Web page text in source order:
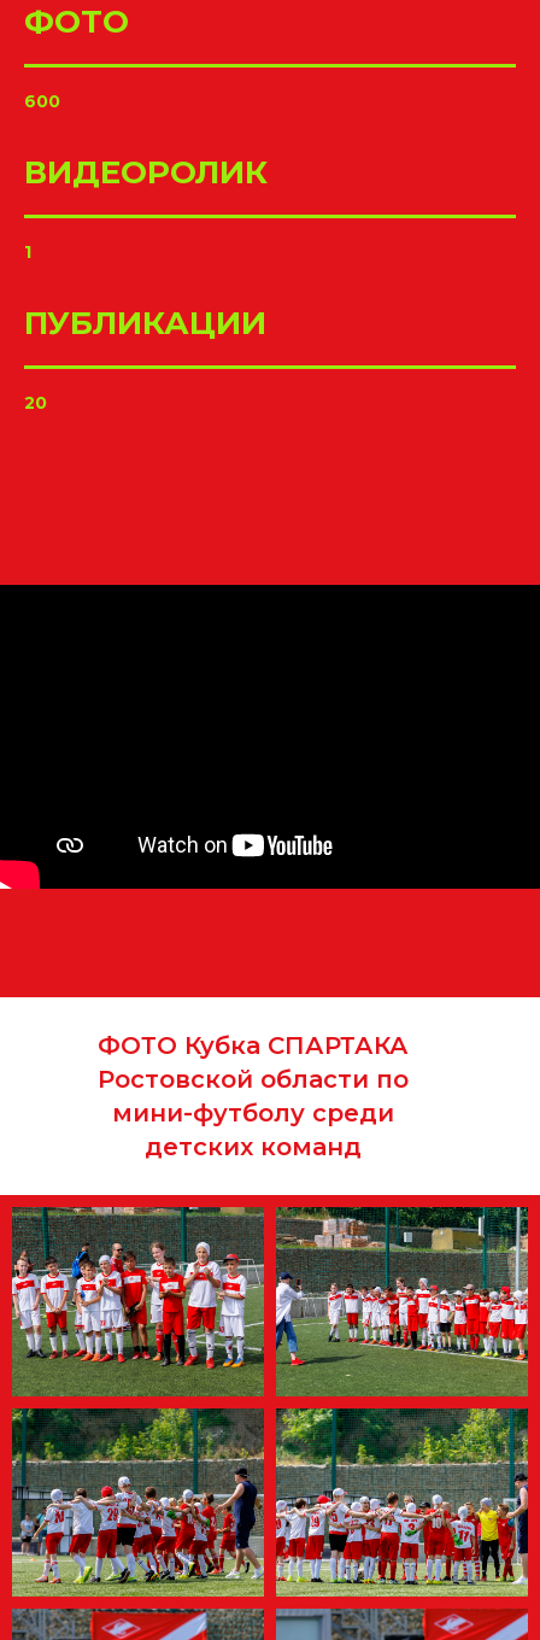
ФОТО
600
ВИДЕОРОЛИК
1
ПУБЛИКАЦИИ
20
ФОТО Кубка СПАРТАКА
Ростовской области по
мини-футболу среди
детских команд